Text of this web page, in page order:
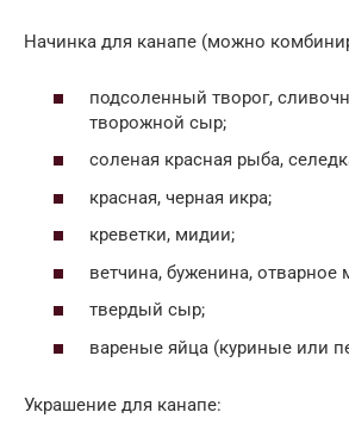
Начинка для канапе (можно
подсоленный творог,
творожной сыр;
соленая красная рыба,
красная, черная икра;
креветки, мидии;
ветчина, буженина, отварное
твердый сыр;
вареные яйца (куриные или
Украшение для канапе: